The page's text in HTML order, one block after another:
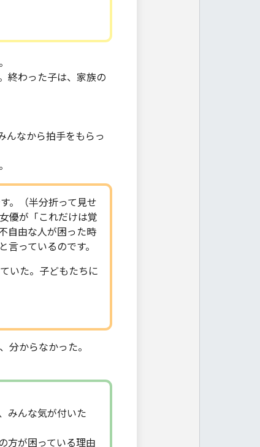
終わった子は、家族の
んなから拍手をもらっ
。（半分折って見せ
優が「これだけは覚
自由な人が困った時
っているのです。
いた。子どもたちに
分からなかった。
みんな気が付いた
方が困っている理由